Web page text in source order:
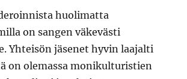
huolimatta
on sangen väkevästi
Yhteisön jäsenet hyvin laajalti
on olemassa monikulturistien